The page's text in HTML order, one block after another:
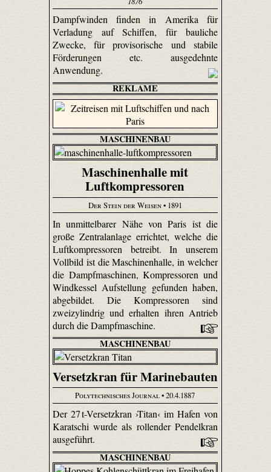
Dampfwinden finden in Amerika für
Verladung auf Schiffen, für bauliche
Zwecke, für provisorische und stabile
Förderungen etc. ausgedehnte
Anwendung.
REKLAME
MASCHINENBAU
Maschinenhalle mit
Luftkompressoren
Der Stein der Weisen• 1891
In unmittelbarer Nähe von Paris ist die
große Zentralanlage errichtet, welche die
Luftkompressoren betreibt. In unserem
Vollbild ist die Maschinenhalle, in welcher
die Dampfmaschinen, Kompressoren und
Windkessel Aufstellung gefunden haben,
abgebildet. Die Kompressoren sind
zweizylindrig und erhalten ihren Antrieb
durch die Dampfmaschine.
MASCHINENBAU
Versetzkran für Marinebauten
Polytechnisches Journal• 20.4.1887
Der 27 t-Versetzkran ›Titan‹ im Hafen von
Karatschi wurde als rollender Pendelkran
ausgeführt.
MASCHINENBAU